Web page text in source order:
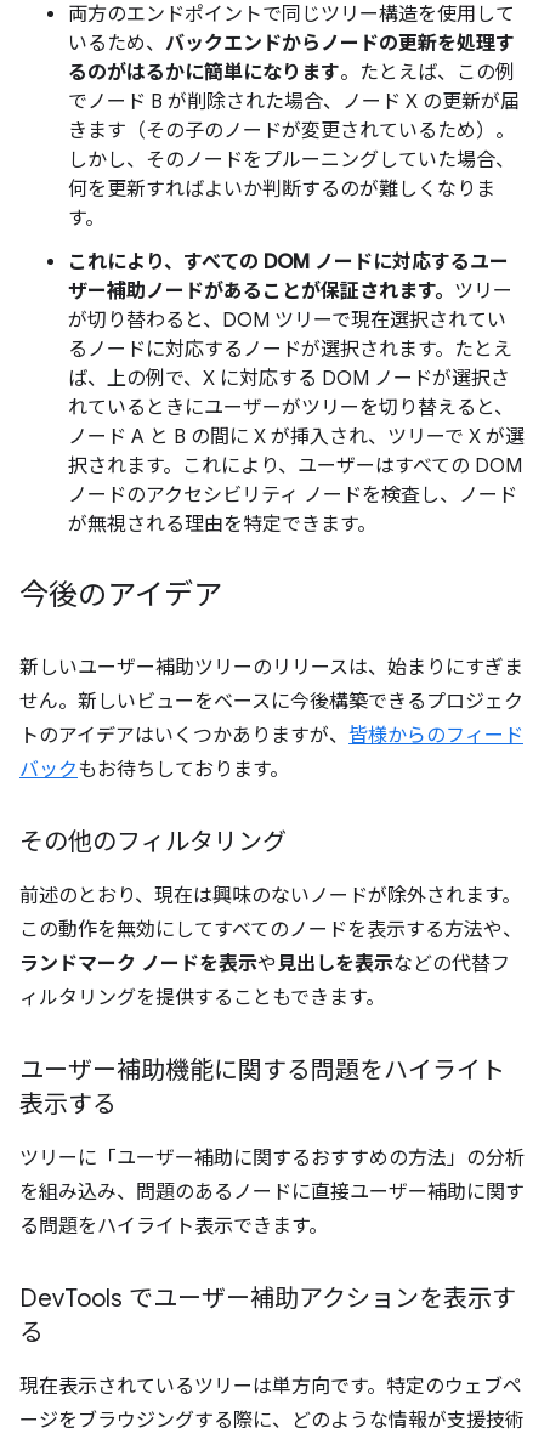
両方のエンドポイントで同じツリー構造を使用して
いるため、 バックエンドからノードの更新を処理す
るのがはるかに簡単になります。たとえば、この例
でノード B が削除された場合、ノード X の更新が届
きます（その子のノードが変更されているため）。
しかし、そのノードをプルーニングしていた場合、
何を更新すればよいか判断するのが難しくなりま
す。
これにより、すべての DOM ノードに対応するユー
ザー補助ノードがあることが保証されます。 ツリー
が切り替わると、DOM ツリーで現在選択されてい
るノードに対応するノードが選択されます。たとえ
ば、上の例で、X に対応する DOM ノードが選択さ
れているときにユーザーがツリーを切り替えると、
ノード A と B の間に X が挿入され、ツリーで X が選
択されます。これにより、ユーザーはすべての DOM
ノードのアクセシビリティ ノードを検査し、ノード
が無視される理由を特定できます。
今後のアイデア
新しいユーザー補助ツリーのリリースは、始まりにすぎま
せん。新しいビューをベースに今後構築できるプロジェク
トのアイデアはいくつかありますが、 皆様からのフィード
バックもお待ちしております。
その他のフィルタリング
前述のとおり、現在は興味のないノードが除外されます。
この動作を無効にしてすべてのノードを表示する方法や、
ランドマーク ノードを表示や見出しを表示などの代替フ
ィルタリングを提供することもできます。
ユーザー補助機能に関する問題をハイライト
表示する
ツリーに「ユーザー補助に関するおすすめの方法」の分析
を組み込み、問題のあるノードに直接ユーザー補助に関す
る問題をハイライト表示できます。
DevTools でユーザー補助アクションを表示す
る
現在表示されているツリーは単方向です。特定のウェブペ
ージをブラウジングする際に、どのような情報が支援技術